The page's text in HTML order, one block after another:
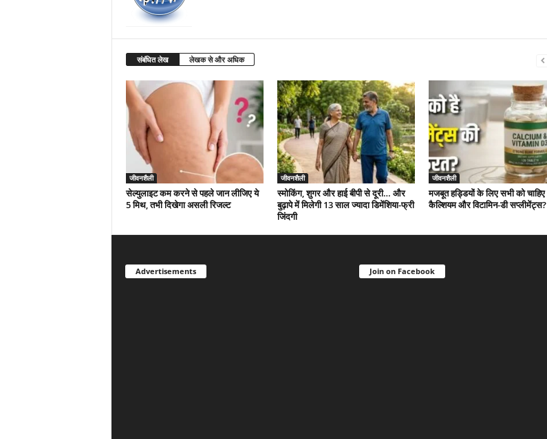
संबंधित लेख लेखक से और अधिक
जीवनशैली
सेल्युलाइट कम करने से पहले जान लीजिए ये
5 मिथ, तभी दिखेगा असली रिजल्ट
जीवनशैली
स्मोकिंग, शुगर और हाई बीपी से दूरी… और
बुढ़ापे में मिलेगी 13 साल ज्यादा डिमेंशिया-फ्री
जिंदगी
जीवनशैली
मजबूत हड्डियों के लिए सभी को चाहिए
कैल्शियम और विटामिन-डी सप्लीमेंट्स?
Advertisements Join on Facebook